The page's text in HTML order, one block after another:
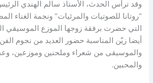
وقد ترأس الحدث، الأستاذ سالم الهندي
“روتانا للصوتيات والمرئيات” ونجمة الغناء
التي حضرت برفقة زوجها الموزع الموسيقي
أيضا زيّن المناسبة حضور العديد من نجوم الفن
والموسيقى من شعراء وملحنين وموزعين،
والمحبين.